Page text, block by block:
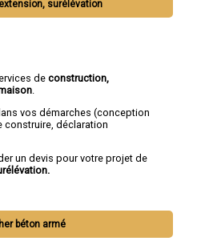
surélévation
de construction,
vos démarches (conception
construire, déclaration
un devis pour votre projet de
béton armé